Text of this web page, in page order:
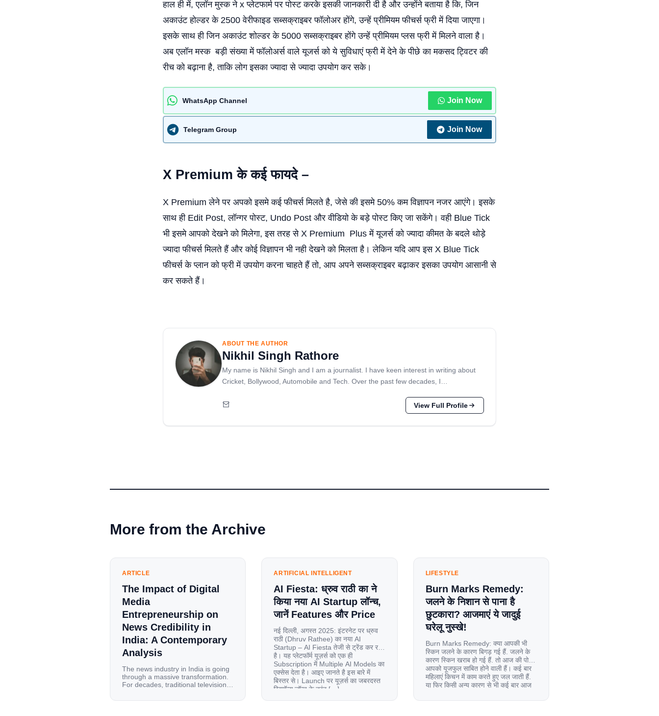
हाल ही में, एलॉन मुस्क ने x प्लेटफार्म पर पोस्ट करके इसकी जानकारी दी है और उन्होंने बताया है कि, जिन
अकाउंट होल्डर के 2500 वेरीफाइड सब्सक्राइबर फॉलोअर होंगे, उन्हें प्रीमियम फीचर्स फ्री में दिया जाएगा।
इसके साथ ही जिन अकाउंट शोल्डर के 5000 सब्सक्राइबर होंगे उन्हें प्रीमियम प्लस फ्री में मिलने वाला है।
अब एलॉन मस्क बड़ी संख्या में फॉलोअर्स वाले यूजर्स को ये सुविधाएं फ्री में देने के पीछे का मकसद ट्विटर की
रीच को बढ़ाना है, ताकि लोग इसका ज्यादा से ज्यादा उपयोग कर सके।
WhatsApp Channel Join Now
Telegram Group Join Now
X Premiumके कई फायदे –
X Premium लेने पर अपको इसमे कई फीचर्स मिलते है, जेसे की इसमे 50% कम विज्ञापन नजर आएंगे। इसके
साथ ही Edit Post, लॉन्गर पोस्ट, Undo Post और वीडियो के बड़े पोस्ट किए जा सकेंगे। वही Blue Tick
भी इसमे आपको देखने को मिलेगा, इस तरह से X Premium Plus में यूजर्स को ज्यादा कीमत के बदले थोड़े
ज्यादा फीचर्स मिलते हैं और कोई विज्ञापन भी नही देखने को मिलता है। लेकिन यदि आप इस X Blue Tick
फीचर्स के प्लान को फ्री में उपयोग करना चाहते हैं तो, आप अपने सब्सक्राइबर बढ़ाकर इसका उपयोग आसानी से
कर सकते हैं।
ABOUT THE AUTHOR
Nikhil Singh Rathore
My name is Nikhil Singh and I am a journalist. I have keen interest in writing about
Cricket, Bollywood, Automobile and Tech. Over the past few decades, I…
View Full Profile
More from the Archive
ARTICLE
The Impact of Digital
Media
Entrepreneurship on
News Credibility in
India: A Contemporary
Analysis
The news industry in India is going
through a massive transformation.
For decades, traditional television
were the main sources of
ARTIFICIAL INTELLIGENT
AI Fiesta: ध्रुव राठी का ने
किया नया AI Startup लॉन्च,
जानें Features और Price
नई दिल्ली, अगस्त 2025: इंटरनेट पर ध्रुव
राठी (Dhruv Rathee) का नया AI
Startup – AI Fiesta तेजी से ट्रेंड कर रहा
है। यह प्लेटफॉर्म यूज़र्स को एक ही
Subscription में Multiple AI Models का
एक्सेस देता है। आइए जानते है इस बारे में
बिस्तर से। Launch पर यूज़र्स का जबरदस्त
रिस्पॉन्स लॉन्च के तुरंत […]
LIFESTYLE
Burn Marks Remedy:
जलने के निशान से पाना है
छुटकारा? आजमाएं ये जादुई
घरेलू नुस्खे!
Burn Marks Remedy: क्या आपकी भी
स्किन जलने के कारण बिगड़ गई हैं. जलने के
कारण स्किन खराब हो गई हैं. तो आज की पोस्ट
आपको यूजफुल साबित होने वाली हैं। कई बार
महिलाएं किचन में काम करते हुए जल जाती हैं.
या फिर किसी अन्य कारण से भी कई बार आज